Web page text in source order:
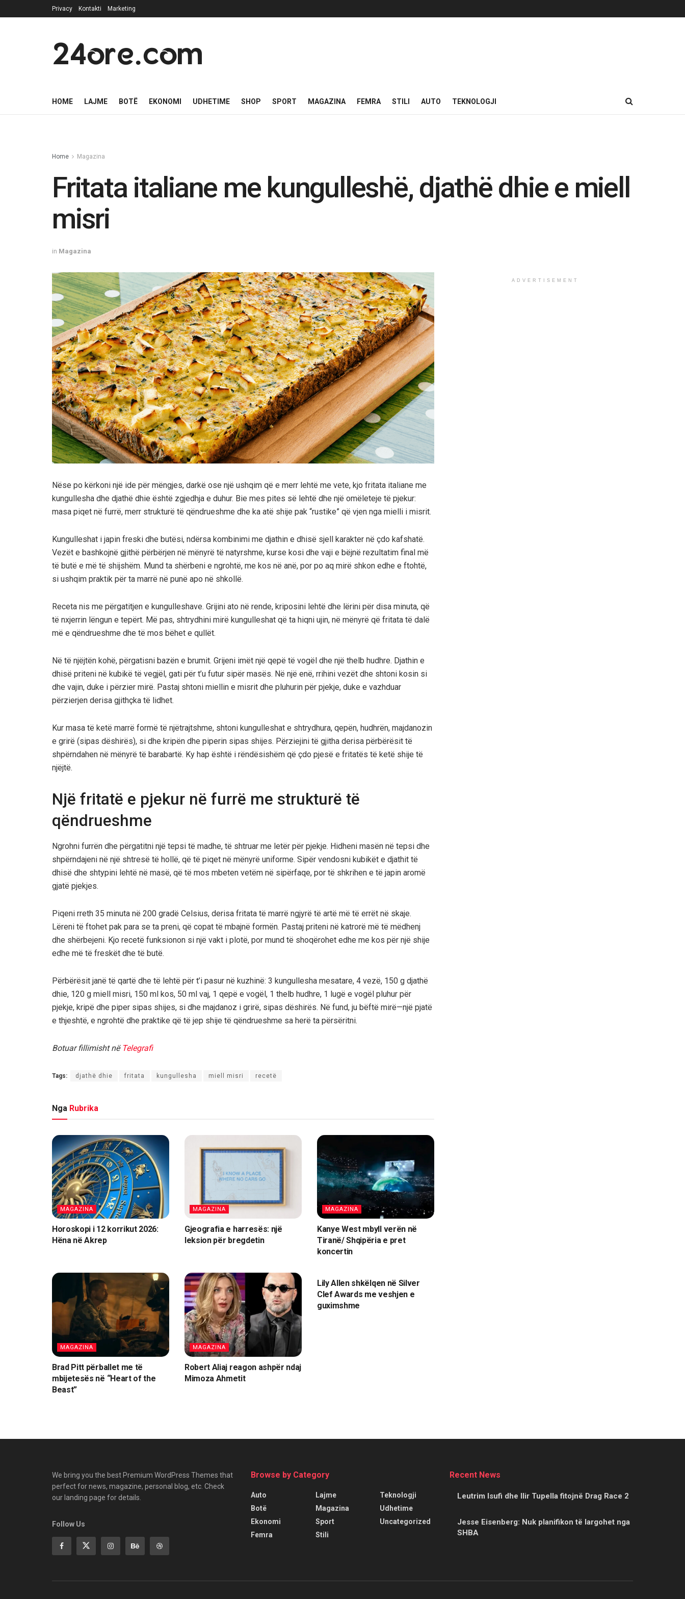
Privacy Kontakti Marketing
24ore.com
HOME LAJME BOTË EKONOMI UDHETIME SHOP SPORT MAGAZINA FEMRA STILI AUTO TEKNOLOGJI
Home Magazina
Fritata italiane me kungulleshë, djathë dhie e miell
misri
in Magazina
Nëse po kërkoni një ide për mëngjes, darkë ose një ushqim që e merr lehtë me vete, kjo fritata italiane me
kungullesha dhe djathë dhie është zgjedhja e duhur. Bie mes pites së lehtë dhe një omëleteje të pjekur:
masa piqet në furrë, merr strukturë të qëndrueshme dhe ka atë shije pak “rustike” që vjen nga mielli i misrit.
Kungulleshat i japin freski dhe butësi, ndërsa kombinimi me djathin e dhisë sjell karakter në çdo kafshatë.
Vezët e bashkojnë gjithë përbërjen në mënyrë të natyrshme, kurse kosi dhe vaji e bëjnë rezultatim final më
të butë e më të shijshëm. Mund ta shërbeni e ngrohtë, me kos në anë, por po aq mirë shkon edhe e ftohtë,
si ushqim praktik për ta marrë në punë apo në shkollë.
Receta nis me përgatitjen e kungulleshave. Grijini ato në rende, kriposini lehtë dhe lërini për disa minuta, që
të nxjerrin lëngun e tepërt. Më pas, shtrydhini mirë kungulleshat që ta hiqni ujin, në mënyrë që fritata të dalë
më e qëndrueshme dhe të mos bëhet e qullët.
Në të njëjtën kohë, përgatisni bazën e brumit. Grijeni imët një qepë të vogël dhe një thelb hudhre. Djathin e
dhisë priteni në kubikë të vegjël, gati për t’u futur sipër masës. Në një enë, rrihini vezët dhe shtoni kosin si
dhe vajin, duke i përzier mirë. Pastaj shtoni miellin e misrit dhe pluhurin për pjekje, duke e vazhduar
përzierjen derisa gjithçka të lidhet.
Kur masa të ketë marrë formë të njëtrajtshme, shtoni kungulleshat e shtrydhura, qepën, hudhrën, majdanozin
e grirë (sipas dëshirës), si dhe kripën dhe piperin sipas shijes. Përziejini të gjitha derisa përbërësit të
shpërndahen në mënyrë të barabartë. Ky hap është i rëndësishëm që çdo pjesë e fritatës të ketë shije të
njëjtë.
Një fritatë e pjekur në furrë me strukturë të
qëndrueshme
Ngrohni furrën dhe përgatitni një tepsi të madhe, të shtruar me letër për pjekje. Hidheni masën në tepsi dhe
shpërndajeni në një shtresë të hollë, që të piqet në mënyrë uniforme. Sipër vendosni kubikët e djathit të
dhisë dhe shtypini lehtë në masë, që të mos mbeten vetëm në sipërfaqe, por të shkrihen e të japin aromë
gjatë pjekjes.
Piqeni rreth 35 minuta në 200 gradë Celsius, derisa fritata të marrë ngjyrë të artë më të errët në skaje.
Lëreni të ftohet pak para se ta preni, që copat të mbajnë formën. Pastaj priteni në katrorë më të mëdhenj
dhe shërbejeni. Kjo recetë funksionon si një vakt i plotë, por mund të shoqërohet edhe me kos për një shije
edhe më të freskët dhe të butë.
Përbërësit janë të qartë dhe të lehtë për t’i pasur në kuzhinë: 3 kungullesha mesatare, 4 vezë, 150 g djathë
dhie, 120 g miell misri, 150 ml kos, 50 ml vaj, 1 qepë e vogël, 1 thelb hudhre, 1 lugë e vogël pluhur për
pjekje, kripë dhe piper sipas shijes, si dhe majdanoz i grirë, sipas dëshirës. Në fund, ju bëftë mirë—një pjatë
e thjeshtë, e ngrohtë dhe praktike që të jep shije të qëndrueshme sa herë ta përsëritni.
Botuar fillimisht në Telegrafi
Tags: djathë dhie fritata kungullesha miell misri recetë
Nga Rubrika
MAGAZINA
Horoskopi i 12 korrikut 2026:
Hëna në Akrep
MAGAZINA
Gjeografia e harresës: një
leksion për bregdetin
MAGAZINA
Kanye West mbyll verën në
Tiranë/ Shqipëria e pret
koncertin
MAGAZINA
Brad Pitt përballet me të
mbijetesës në “Heart of the
Beast”
MAGAZINA
Robert Aliaj reagon ashpër ndaj
Mimoza Ahmetit
Lily Allen shkëlqen në Silver
Clef Awards me veshjen e
guximshme
ADVERTISEMENT
We bring you the best Premium WordPress Themes that
perfect for news, magazine, personal blog, etc. Check
our landing page for details.
Follow Us
Browse by Category
Auto
Botë
Ekonomi
Femra
Lajme
Magazina
Sport
Stili
Teknologji
Udhetime
Uncategorized
Recent News
Leutrim Isufi dhe Ilir Tupella fitojnë Drag Race 2
Jesse Eisenberg: Nuk planifikon të largohet nga
SHBA